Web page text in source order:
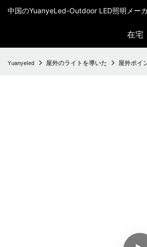
中国のYuanyeLed-Outdoor LED照明メー
在宅
Yuanyeled 屋外のライトを導いた 屋外ポイ